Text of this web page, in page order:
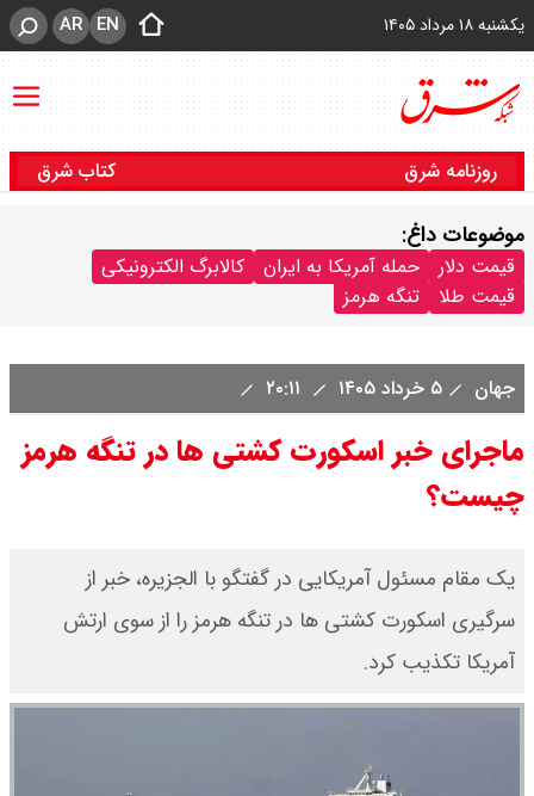
یکشنبه ۱۸ مرداد ۱۴۰۵ EN
AR
روزنامه شرق کتاب شرق
موضوعات داغ:
قیمت دلار حمله آمریکا به ایران
کالابرگ الکترونیکی
قیمت طلا
تنگه هرمز
جهان ۵ خرداد ۱۴۰۵
ماجرای خبر اسکورت کشتی ها در تنگه هرمز
چیست؟
یک مقام مسئول آمریکایی در گفتگو با الجزیره، خبر از
سرگیری اسکورت کشتی ها در تنگه هرمز را از سوی ارتش
آمریکا تکذیب کرد.